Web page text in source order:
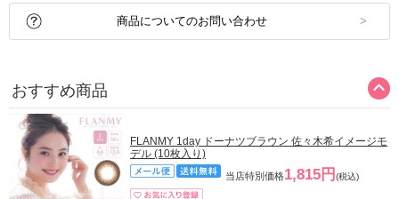
商品についてのお問い合わせ
おすすめ商品
FLANMY 1day ドーナツブラウン 佐々木希イメージモ
デル (10枚入り)
当店特別価格1,815円 (税込)